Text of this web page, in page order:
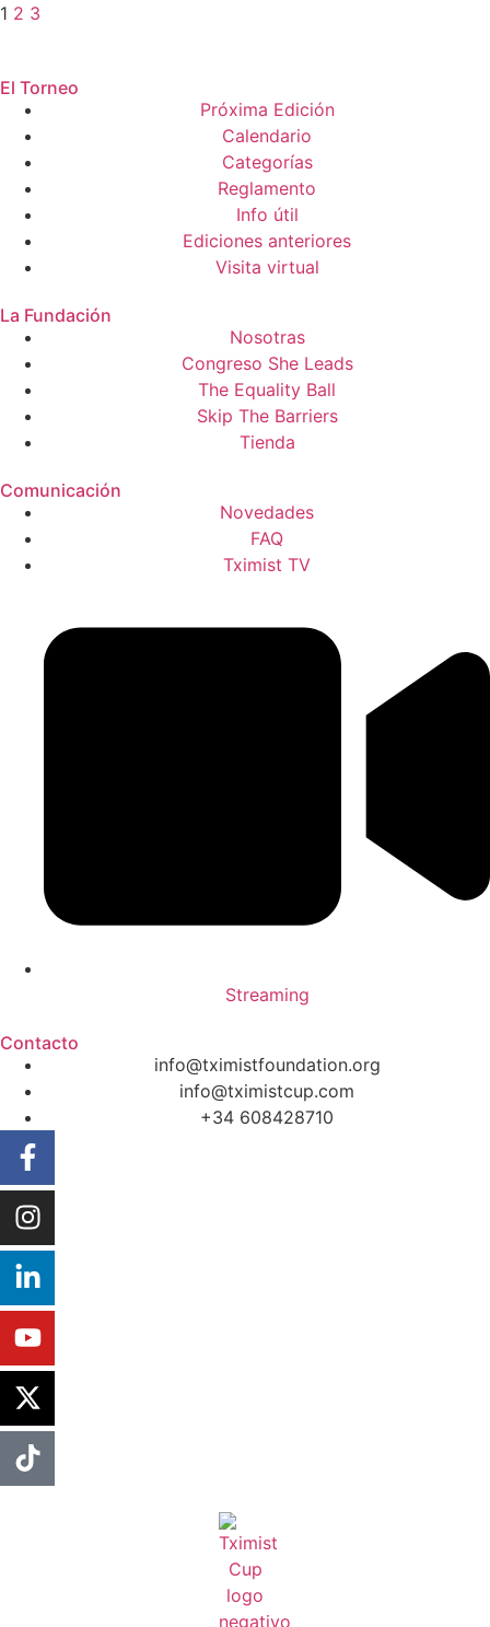
1 2 3
El Torneo
Próxima Edición
Calendario
Categorías
Reglamento
Info útil
Ediciones anteriores
Visita virtual
La Fundación
Nosotras
Congreso She Leads
The Equality Ball
Skip The Barriers
Tienda
Comunicación
Novedades
FAQ
Tximist TV
Streaming
Contacto
info@tximistfoundation.org
info@tximistcup.com
+34 608428710